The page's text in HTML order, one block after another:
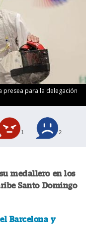
presea para la delegación
1 2
medallero en los
Santo Domingo
Barcelona y